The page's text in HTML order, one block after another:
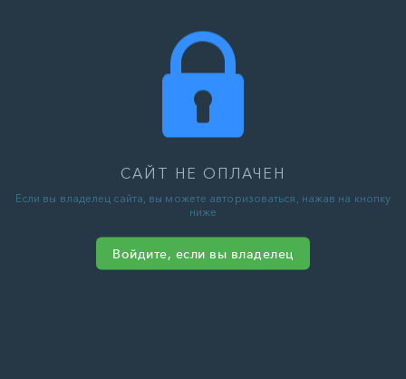
САЙТ НЕ ОПЛАЧЕН
Если вы владелец сайта, вы можете авторизоваться, нажав на кнопку
ниже
Войдите, если вы владелец